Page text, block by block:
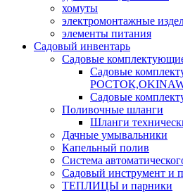
хомуты
электромонтажные
элементы питания
Садовый инвентарь
Садовые
Садовые
Садовые
Поливочные шланги
Шланги
Дачные умывальники
Капельный полив
Система
Садовый инструмент и
ТЕПЛИЦЫ и парники